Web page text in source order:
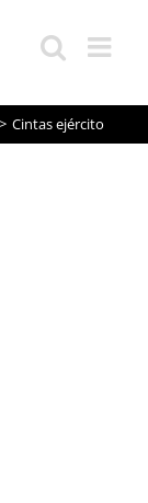
Cintas ejército